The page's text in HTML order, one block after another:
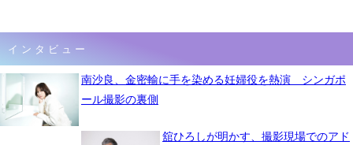
インタビュー
南沙良、金密輸に手を染める妊婦役を熱演 シンガポ
ール撮影の裏側
舘ひろしが明かす、撮影現場でのアド